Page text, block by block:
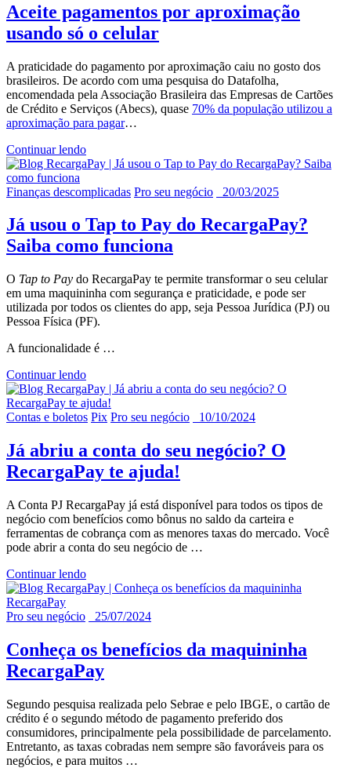
Aceite pagamentos por aproximação
usando só o celular
A praticidade do pagamento por aproximação caiu no gosto dos
brasileiros. De acordo com uma pesquisa do Datafolha,
encomendada pela Associação Brasileira das Empresas de Cartões
de Crédito e Serviços (Abecs), quase 70% da população utilizou a
aproximação para pagar…
Continuar lendo
Finanças descomplicadas Pro seu negócio 20/03/2025
Já usou o Tap to Pay do RecargaPay?
Saiba como funciona
O Tap to Pay do RecargaPay te permite transformar o seu celular
em uma maquininha com segurança e praticidade, e pode ser
utilizada por todos os clientes do app, seja Pessoa Jurídica (PJ) ou
Pessoa Física (PF).
A funcionalidade é …
Continuar lendo
Contas e boletos Pix Pro seu negócio 10/10/2024
Já abriu a conta do seu negócio? O
RecargaPay te ajuda!
A Conta PJ RecargaPay já está disponível para todos os tipos de
negócio com benefícios como bônus no saldo da carteira e
ferramentas de cobrança com as menores taxas do mercado. Você
pode abrir a conta do seu negócio de …
Continuar lendo
Pro seu negócio 25/07/2024
Conheça os benefícios da maquininha
RecargaPay
Segundo pesquisa realizada pelo Sebrae e pelo IBGE, o cartão de
crédito é o segundo método de pagamento preferido dos
consumidores, principalmente pela possibilidade de parcelamento.
Entretanto, as taxas cobradas nem sempre são favoráveis para os
negócios, e para muitos …